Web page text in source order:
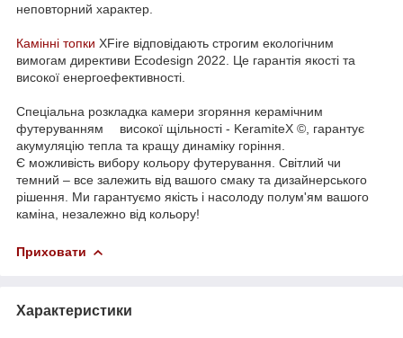
неповторний характер. ⠀
Камінні топки XFire відповідають строгим екологічним
вимогам директиви Ecodesign 2022. Це гарантія якості та
високої енергоефективності.
Спеціальна розкладка камери згоряння керамічним
футеруванням ⠀ високої щільності - KeramiteX ©, гарантує
акумуляцію тепла та кращу динаміку горіння. ⠀⠀⠀
Є можливість вибору кольору футерування. Світлий чи
темний – все залежить від вашого смаку та дизайнерського
рішення. Ми гарантуємо якість і насолоду полум'ям вашого
каміна, незалежно від кольору!
Приховати
Характеристики